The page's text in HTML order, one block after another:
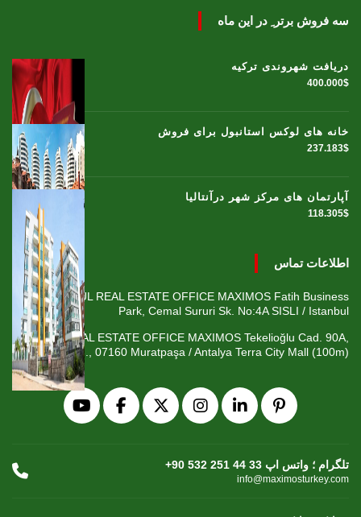
سه فروش برتر ِ در این ماه
دریافت شهروندی ترکیه
400.000$
خانه های لوکس استانبول برای فروش
237.183$
آپارتمان های مرکز شهر درآنتالیا
118.305$
اطلاعات تماس
ISTANBUL REAL ESTATE OFFICE MAXIMOS Fatih Business
Park, Cemal Sururi Sk. No:4A SISLI / Istanbul
ANTALYA REAL ESTATE OFFICE MAXIMOS Tekelioğlu Cad. 90A,
Fener Mah., 07160 Muratpaşa / Antalya Terra City Mall (100m)
+90 532 251 44 33 تلگرام ؛ واتس اپ
info@maximosturkey.com